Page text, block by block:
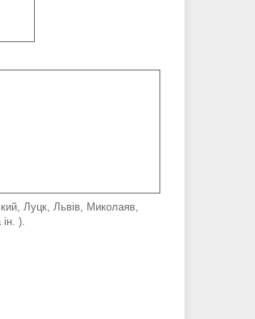
Луцк, Львів, Миколаяв,
Черкаси, Чорні та ін. ).